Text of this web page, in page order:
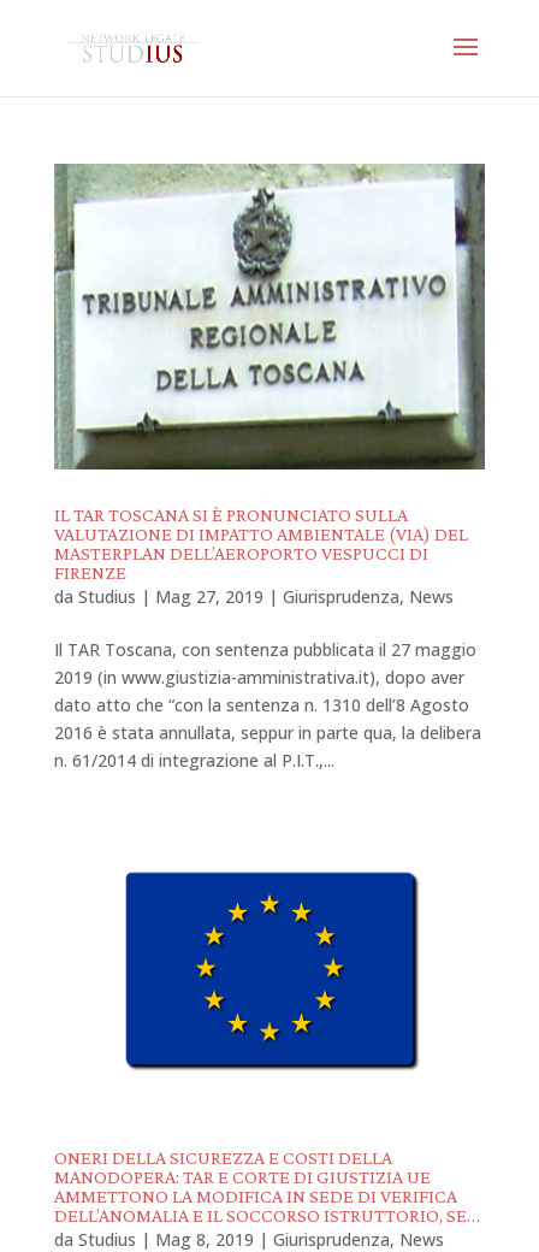
IL TAR TOSCANA SI È PRONUNCIATO SULLA
VALUTAZIONE DI IMPATTO AMBIENTALE (VIA) DEL
MASTERPLAN DELL’AEROPORTO VESPUCCI DI
FIRENZE
da Studius | Mag 27, 2019 | Giurisprudenza, News
Il TAR Toscana, con sentenza pubblicata il 27 maggio
2019 (in www.giustizia-amministrativa.it), dopo aver
dato atto che “con la sentenza n. 1310 dell’8 Agosto
2016 è stata annullata, seppur in parte qua, la delibera
n. 61/2014 di integrazione al P.I.T.,...
ONERI DELLA SICUREZZA E COSTI DELLA
MANODOPERA: TAR E CORTE DI GIUSTIZIA UE
AMMETTONO LA MODIFICA IN SEDE DI VERIFICA
DELL’ANOMALIA E IL SOCCORSO ISTRUTTORIO, SE…
da Studius | Mag 8, 2019 | Giurisprudenza, News